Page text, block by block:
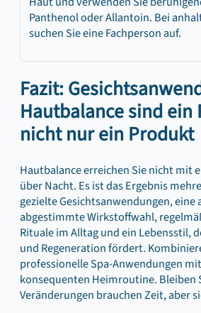
Panthenol oder Allantoin. Bei
suchen Sie eine Fachperson auf.
Fazit:
Hautbalance sind ein
nicht nur ein Produkt
Hautbalance erreichen Sie nicht mit
über Nacht. Es ist das Ergebnis
gezielte Gesichtsanwendungen,
abgestimmte Wirkstoffwahl,
Rituale im Alltag und ein Lebensstil,
und Regeneration fördert.
professionelle Spa‑Anwendungen
konsequenten Heimroutine. Bleiben
Veränderungen brauchen Zeit, aber